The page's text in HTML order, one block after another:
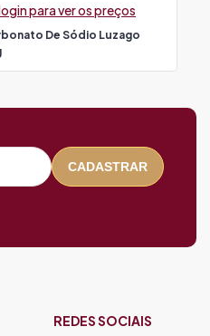
De Sódio Luzago
para ver os preços
CADASTRAR
REDES SOCIAIS